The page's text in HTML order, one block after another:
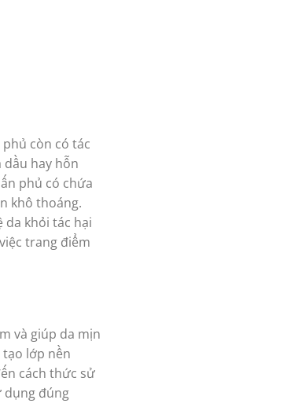
còn có tác
hay hỗn
phủ có chứa
khô thoáng.
da khỏi tác hại
trang điểm
và giúp da mịn
lớp nền
cách thức sử
dụng đúng